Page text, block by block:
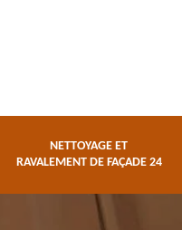
NETTOYAGE ET
RAVALEMENT DE FAÇADE 24